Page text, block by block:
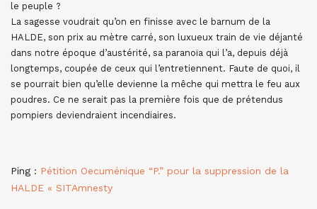
le peuple ?
La sagesse voudrait qu’on en finisse avec le barnum de la
HALDE, son prix au mètre carré, son luxueux train de vie déjanté
dans notre époque d’austérité, sa paranoïa qui l’a, depuis déjà
longtemps, coupée de ceux qui l’entretiennent. Faute de quoi, il
se pourrait bien qu’elle devienne la mêche qui mettra le feu aux
poudres. Ce ne serait pas la première fois que de prétendus
pompiers deviendraient incendiaires.
Ping : Pétition Oecuménique “P.” pour la suppression de la
HALDE « SITAmnesty